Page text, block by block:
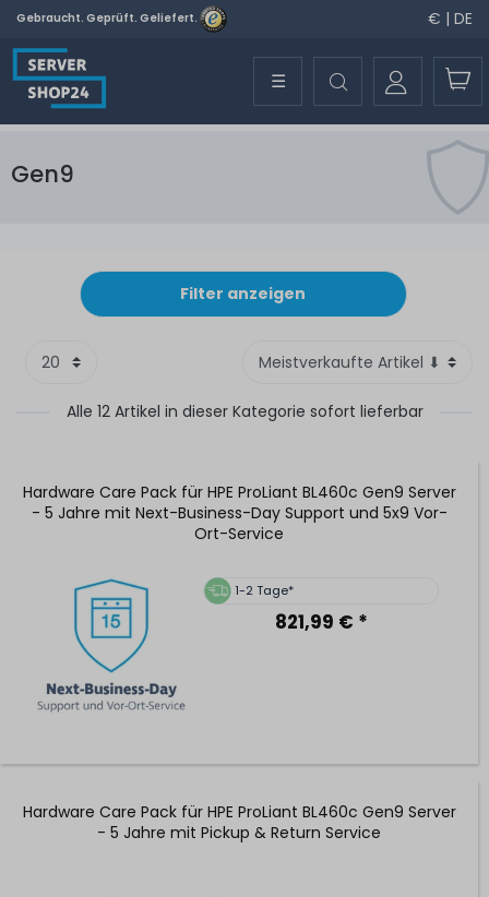
Gebraucht. Geprüft. Geliefert. € | DE
☰
Gen9
Filter anzeigen
Alle 12 Artikel in dieser Kategorie sofort lieferbar
Hardware Care Pack für HPE ProLiant BL460c Gen9 Server
- 5 Jahre mit Next-Business-Day Support und 5x9 Vor-
Ort-Service
1-2 Tage*
821,99 € *
Hardware Care Pack für HPE ProLiant BL460c Gen9 Server
- 5 Jahre mit Pickup & Return Service